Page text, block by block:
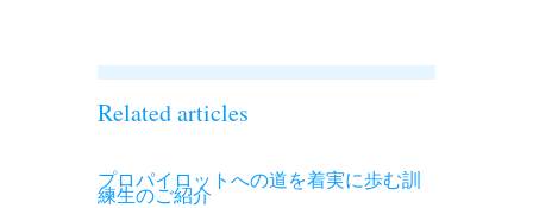
Related articles
プロパイロットへの道を着実に歩む訓
練生のご紹介